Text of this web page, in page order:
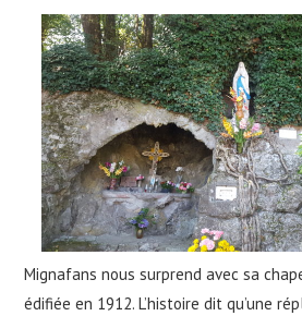
Mignafans nous surprend avec sa
édifiée en 1912. L’histoire dit qu’une